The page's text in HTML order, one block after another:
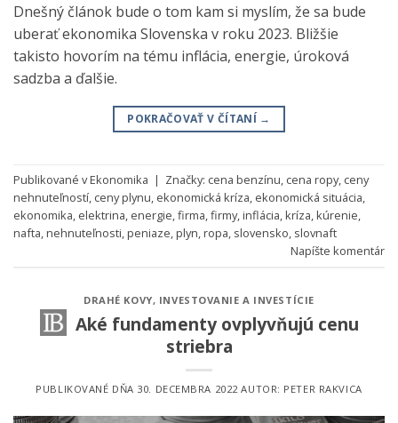
Dnešný článok bude o tom kam si myslím, že sa bude
uberať ekonomika Slovenska v roku 2023. Bližšie
takisto hovorím na tému inflácia, energie, úroková
sadzba a ďalšie.
POKRAČOVAŤ V ČÍTANÍ →
Publikované vEkonomika | Značky: cena benzínu, cena ropy, ceny
nehnuteľností, ceny plynu, ekonomická kríza, ekonomická situácia,
ekonomika, elektrina, energie,firma,firmy,inflácia,kríza,kúrenie,
nafta,nehnuteľnosti,peniaze,plyn,ropa, slovensko, slovnaft
Napíšte komentár
DRAHÉ KOVY, INVESTOVANIE A INVESTÍCIE
Aké fundamenty ovplyvňujú cenu
striebra
PUBLIKOVANÉ DŇA 30. DECEMBRA 2022 AUTOR: PETER RAKVICA